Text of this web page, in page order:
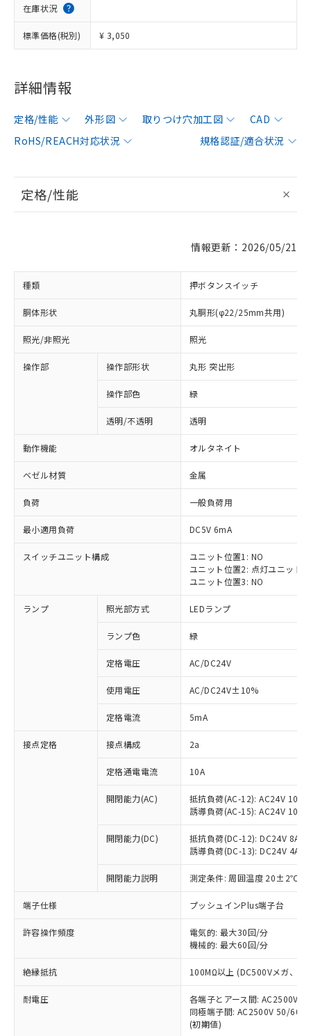
在庫状況
標準価格(税別) ¥ 3,050
詳細情報
定格/性能 外形図 取りつけ穴加工図
CAD
RoHS/REACH対応状況
規格認証/適合状況
定格/性能
情報更新：2026/05/21
種類 押ボタンスイッチ
胴体形状 丸胴形(φ22/25mm共用)
照光/非照光 照光
操作部 操作部形状 丸形 突出形
操作部色 緑
透明/不透明 透明
動作機能 オルタネイト
ベゼル材質 金属
負荷 一般負荷用
最小適用負荷 DC5V 6mA
スイッチユニット構成
ユニット位置1: NO
ユニット位置2: 点灯ユニット
ユニット位置3: NO
ランプ 照光部方式 LEDランプ
ランプ色 緑
定格電圧 AC/DC24V
使用電圧 AC/DC24V±10%
定格電流 5mA
接点定格 接点構成 2a
定格通電電流 10A
開閉能力(AC)
抵抗負荷(AC-12): AC24V 10A/
誘導負荷(AC-15): AC24V
開閉能力(DC)
抵抗負荷(DC-12): DC24V 8A/
誘導負荷(DC-13): DC24V 4A/
開閉能力説明 測定条件: 周囲温度 20±2℃、
端子仕様 プッシュインPlus端子台
許容操作頻度
電気的: 最大30回/分
機械的: 最大60回/分
絶縁抵抗 100MΩ以上 (DC500Vメガ、点
耐電圧
各端子とアース間: AC2500V
同極端子間: AC2500V 50/
(初期値)
ご利用条件
以下の条件をお読みいただき、同意のうえ
ご利用ください。
本サービスは、当社制御機器事業取扱
商品の当社在庫状況および標準価格
(税抜)を提供させていただくもので
当社制御機器事業取扱商品の中には、
本サービスの対象外となる商品もある
ことをご了承ください。
在庫状況および標準価格照会結果は、
記載している更新日時点での社内デー
タに基づき作成されるものであり、閲
覧された時点での実際の在庫および標
準価格とは異なる場合があることをご
※1 対応状況
対応済み：EU RoHS指令（10物質）の
非含有に対応した製品が提供可能な商品で
す。
対応予定：EU RoHS指令（10物質）の非含
有に対応した製品に切り替える予定のある
対応予定なし：EU RoHS指令（10物質）の
非含有に非対応の商品で、対応品を出す予
定はありません。
調査・確認中：EU RoHS指令（10物質）の
非含有の対応状況を調査中または確認中の
非該当品：ライセンス料など無形物で、有
害物質有無と関係のない商品です。
仕入先様の事情により、非含有部品として
いたものが、含有品と判明した場合などや
むを得ず変更することがあります。
六価クロム(Cr(Ⅵ)) 1000ppm以下、ポリ臭化ビフェニル
類(PBB) 1000ppm以下、ポリ臭化ジフェニルエーテル類
「○」：最大均質材料含有率が中国RoHSの
基準値以下であることを示します。
「×」：最大均質材料含有率が中国RoHSの
基準値を超えていることを示します。
「－」：未確認です。当社販売部門へお問
*中国RoHS10物質の基準値 (GB/T26572)：
Pb(鉛) :1000ppm、 Hg(水銀) : 1000ppm、 Cd(カドミウ
Cr(Ⅵ)(六価クロム) : 1000ppm、 PBBs(ポリ臭化ビフェ
当社は、これら貴社製品のうち、外国
為替および外国貿易法に定める商品
（以下｢規制貨物等」という）を輸出
または国外への提供する場合は、日本
国政府の輸出許可(または役務取引許
可)を取得するなどの必要な手続きを